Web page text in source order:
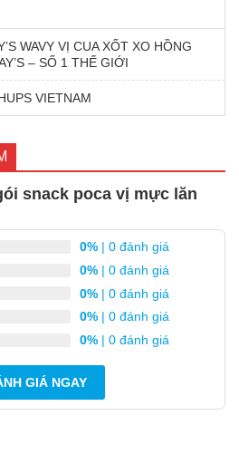
WAVY VỊ CUA XỐT XO HỒNG
– SỐ 1 THẾ GIỚI
VIETNAM
snack poca vị mực lăn
0% | 0 đánh giá
0% | 0 đánh giá
0% | 0 đánh giá
0% | 0 đánh giá
0% | 0 đánh giá
GIÁ NGAY